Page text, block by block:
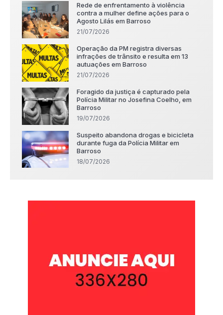
Rede de enfrentamento à violência
contra a mulher define ações para o
Agosto Lilás em Barroso
21/07/2026
Operação da PM registra diversas
infrações de trânsito e resulta em 13
autuações em Barroso
21/07/2026
Foragido da justiça é capturado pela
Polícia Militar no Josefina Coelho, em
Barroso
19/07/2026
Suspeito abandona drogas e bicicleta
durante fuga da Polícia Militar em
Barroso
18/07/2026